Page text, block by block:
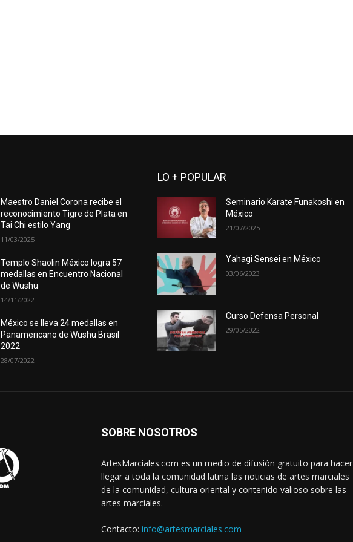
Maestro Daniel Corona recibe el
reconocimiento Tigre de Plata en
Tai Chi estilo Yang
11/03/2025
Templo Shaolin México logra 57
medallas en Encuentro Nacional
de Wushu
14/11/2022
México se lleva 24 medallas en
Panamericano de Wushu Brasil
2022
28/07/2022
LO + POPULAR
Seminario Karate Funakoshi en
México
21/07/2025
Yahagi Sensei en México
03/06/2023
Curso Defensa Personal
29/05/2022
SOBRE NOSOTROS
ArtesMarciales.com es un medio de difusión gratuito para hacer
llegar a toda la comunidad latina las noticias de artes marciales
de la comunidad, cultura oriental y contenido valioso sobre las
artes marciales.
Contacto: info@artesmarciales.com